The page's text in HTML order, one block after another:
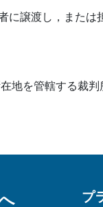
に譲渡し，または
地を管轄する裁判
プ